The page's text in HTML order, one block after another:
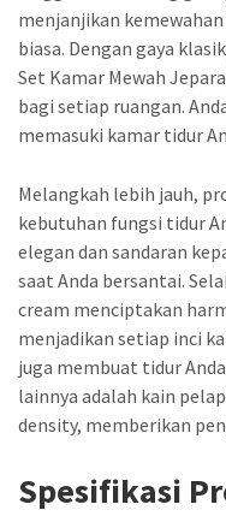
menjanjikan
biasa. Dengan gaya
Set Kamar Mewah
bagi setiap ruangan.
memasuki kamar tidur
Melangkah lebih jauh,
kebutuhan fungsi tidur
elegan dan sandaran
saat Anda bersantai.
cream menciptakan
menjadikan setiap inci
juga membuat tidur
lainnya adalah kain
density, memberikan
Spesifikasi